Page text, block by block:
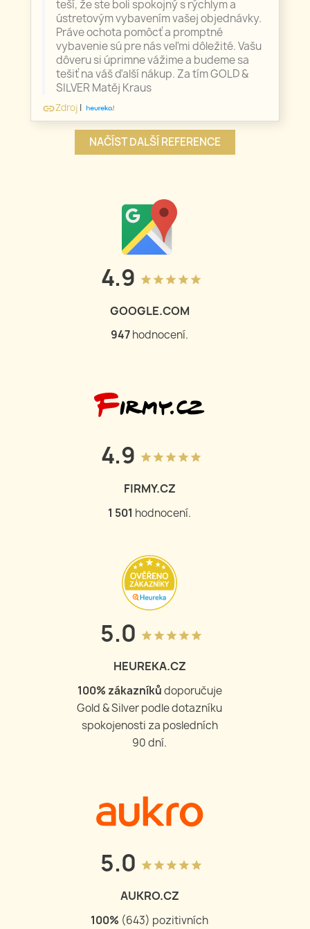
teší, že ste boli spokojný s rýchlym a
ústretovým vybavením vašej objednávky.
Práve ochota pomôcť a promptné
vybavenie sú pre nás veľmi dôležité. Vašu
dôveru si úprimne vážime a budeme sa
tešiť na váš ďalší nákup. Za tím GOLD &
SILVER Matěj Kraus
linkZdroj |
NAČÍST DALŠÍ REFERENCE
4.9 grade grade grade grade grade
GOOGLE.COM
947hodnocení.
4.9 grade grade grade grade grade
FIRMY.CZ
1 501 hodnocení.
5.0 grade grade grade grade grade
HEUREKA.CZ
100% zákazníkůdoporučuje
Gold & Silver podle dotazníku
spokojenosti za posledních
90 dní.
5.0 grade grade grade grade grade
AUKRO.CZ
100% (643) pozitivních